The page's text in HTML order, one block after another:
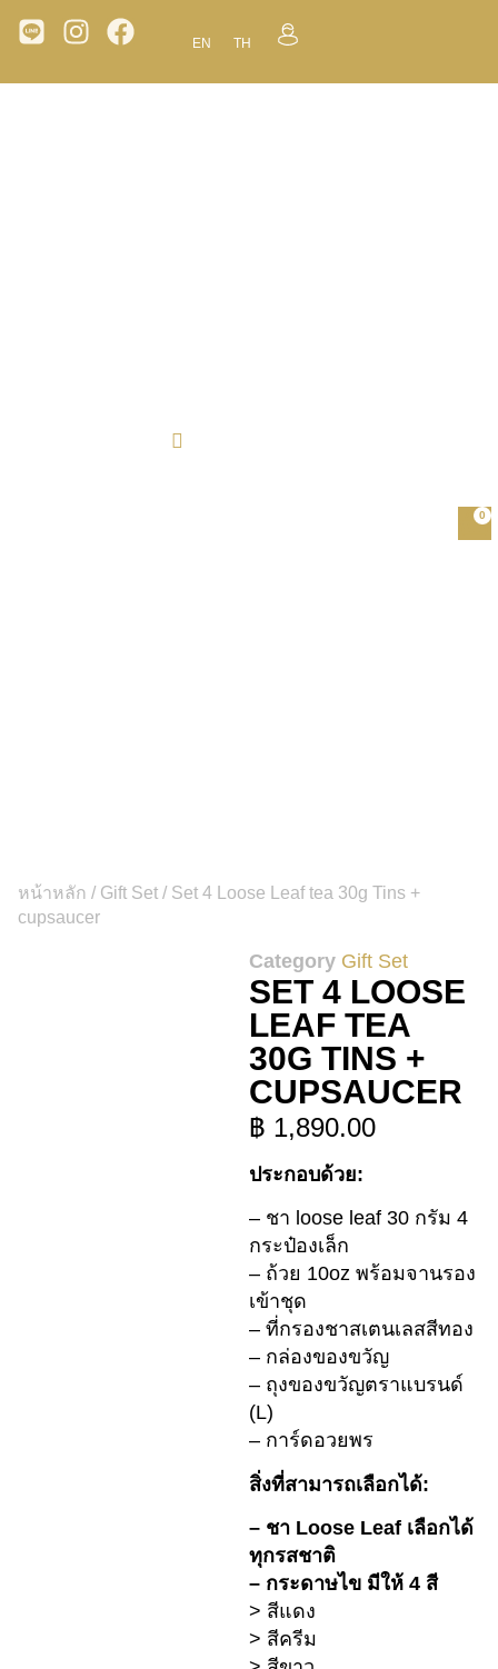
EN TH
0
หน้าหลัก / Gift Set / Set 4 Loose Leaf tea 30g Tins +
cupsaucer
Category Gift Set
SET 4 LOOSE
LEAF TEA
30G TINS +
CUPSAUCER
฿ 1,890.00
ประกอบด้วย:
– ชา loose leaf 30 กรัม 4
กระป๋องเล็ก
– ถ้วย 10oz พร้อมจานรอง
เข้าชุด
– ที่กรองชาสเตนเลสสีทอง
– กล่องของขวัญ
– ถุงของขวัญตราแบรนด์
(L)
– การ์ดอวยพร
สิ่งที่สามารถเลือกได้:
– ชา Loose Leaf เลือกได้
ทุกรสชาติ
– กระดาษไข มีให้ 4 สี
> สีแดง
> สีครีม